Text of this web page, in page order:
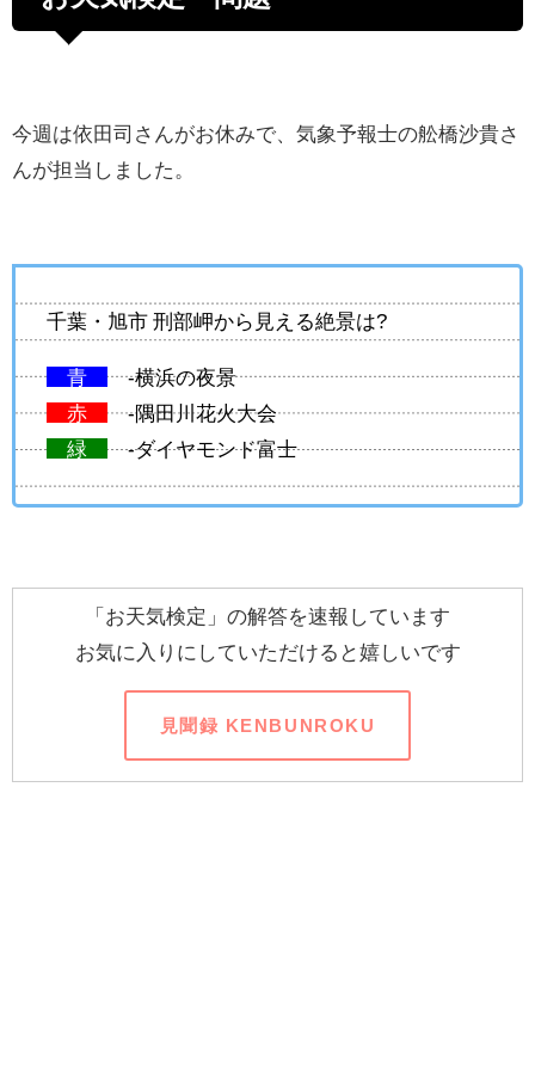
今週は依田司さんがお休みで、気象予報士の舩橋沙貴さ
んが担当しました。
千葉・旭市 刑部岬から見える絶景は?
青
-横浜の夜景
赤
-隅田川花火大会
緑
-ダイヤモンド富士
「お天気検定」の解答を速報しています
お気に入りにしていただけると嬉しいです
見聞録 KENBUNROKU